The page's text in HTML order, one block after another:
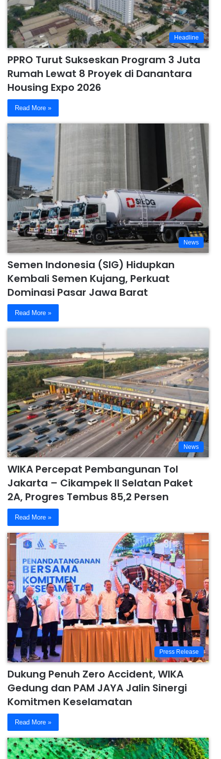
Headline
PPRO Turut Sukseskan Program 3 Juta
Rumah Lewat 8 Proyek di Danantara
Housing Expo 2026
Read More »
News
Semen Indonesia (SIG) Hidupkan
Kembali Semen Kujang, Perkuat
Dominasi Pasar Jawa Barat
Read More »
News
WIKA Percepat Pembangunan Tol
Jakarta – Cikampek II Selatan Paket
2A, Progres Tembus 85,2 Persen
Read More »
Press Release
Dukung Penuh Zero Accident, WIKA
Gedung dan PAM JAYA Jalin Sinergi
Komitmen Keselamatan
Read More »